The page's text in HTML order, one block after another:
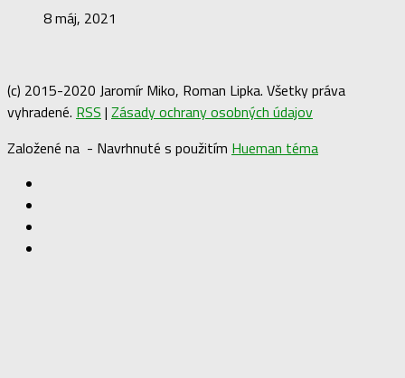
8 máj, 2021
(c) 2015-2020 Jaromír Miko, Roman Lipka. Všetky práva
vyhradené. RSS | Zásady ochrany osobných údajov
Založené na - Navrhnuté s použitím Hueman téma